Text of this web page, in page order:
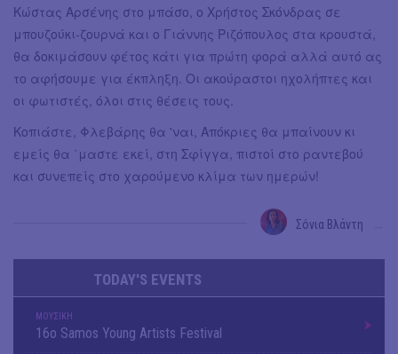
Κώστας Αρσένης στο μπάσο, ο Χρήστος Σκόνδρας σε
μπουζούκι-ζουρνά και ο Γιάννης Ριζόπουλος στα κρουστά,
θα δοκιμάσουν φέτος κάτι για πρώτη φορά αλλά αυτό ας
το αφήσουμε για έκπληξη. Οι ακούραστοι ηχολήπτες και
οι φωτιστές, όλοι στις θέσεις τους.
Κοπιάστε, Φλεβάρης θα 'ναι, Απόκριες θα μπαίνουν κι
εμείς θα ΄μαστε εκεί, στη Σφίγγα, πιστοί στο ραντεβού
και συνεπείς στο χαρούμενο κλίμα των ημερών!
Σόνια Βλάντη
TODAY'S EVENTS
ΜΟΥΣΙΚΗ
16o Samos Young Artists Festival